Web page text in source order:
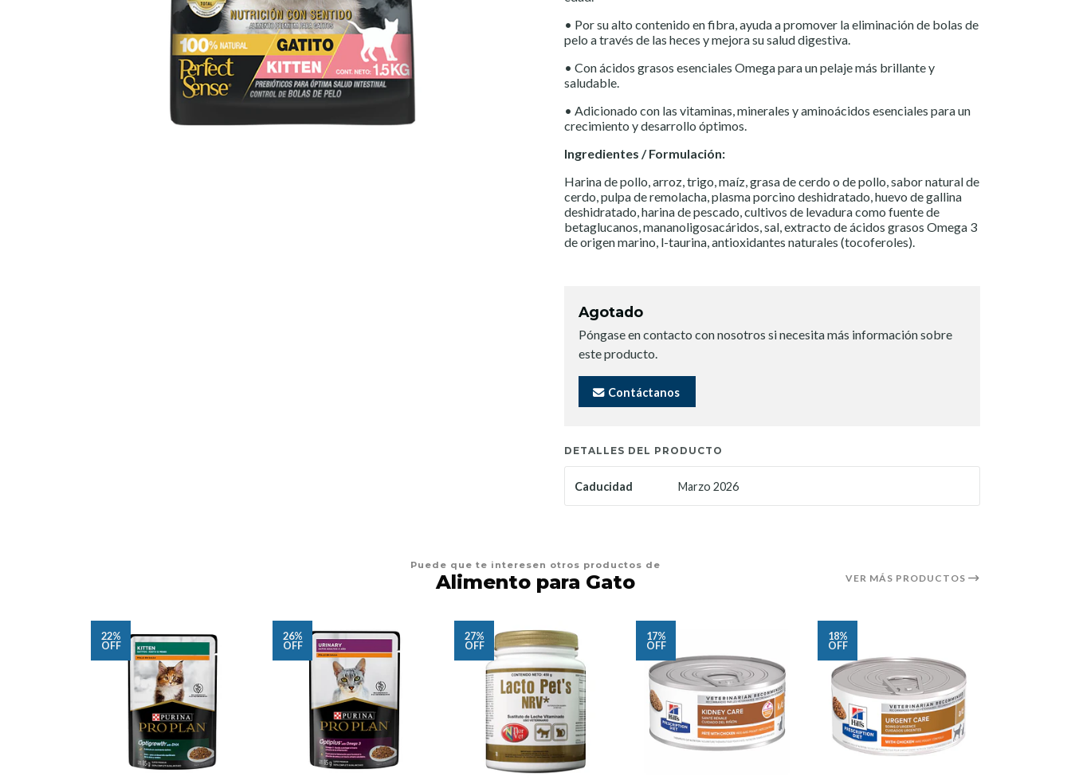
• Por su alto contenido en fibra, ayuda a promover la eliminación de bolas de
pelo a través de las heces y mejora su salud digestiva.
• Con ácidos grasos esenciales Omega para un pelaje más brillante y
saludable.
• Adicionado con las vitaminas, minerales y aminoácidos esenciales para un
crecimiento y desarrollo óptimos.
Ingredientes / Formulación:
Harina de pollo, arroz, trigo, maíz, grasa de cerdo o de pollo, sabor natural de
cerdo, pulpa de remolacha, plasma porcino deshidratado, huevo de gallina
deshidratado, harina de pescado, cultivos de levadura como fuente de
betaglucanos, mananoligosacáridos, sal, extracto de ácidos grasos Omega 3
de origen marino, l-taurina, antioxidantes naturales (tocoferoles).
Agotado
Póngase en contacto con nosotros si necesita más información sobre
este producto.
Contáctanos
DETALLES DEL PRODUCTO
Caducidad Marzo 2026
Puede que te interesen otros productos de
Alimento para Gato VER MÁS PRODUCTOS
22%
OFF
26%
OFF
27%
OFF
17%
OFF
18%
OFF